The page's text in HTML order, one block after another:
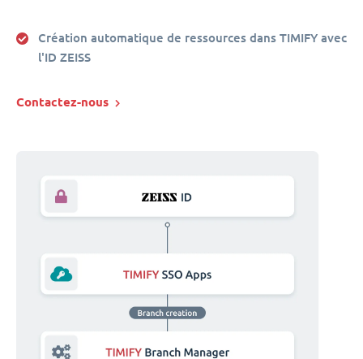
Création automatique de ressources dans TIMIFY avec
l'ID ZEISS
Contactez-nous